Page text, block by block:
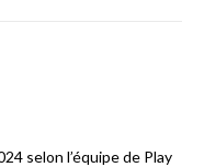
selon l’équipe de Play